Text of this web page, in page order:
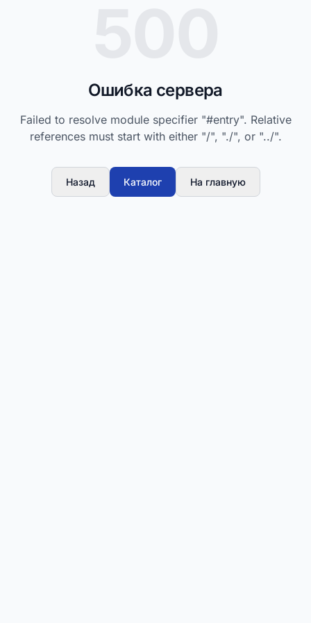
Ошибка сервера
Failed to resolve module specifier "#entry". Relative
references must start with either "/", "./", or "../".
Назад Каталог На главную